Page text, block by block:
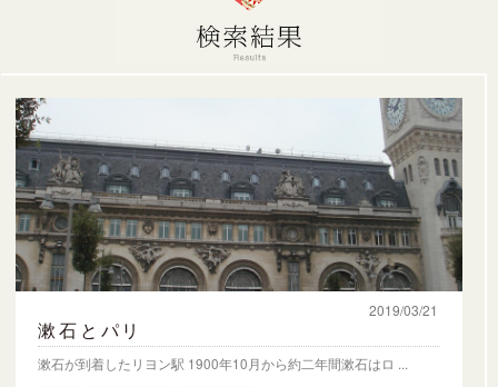
2019/03/21
漱石とパリ
漱石が到着したリヨン駅 1900年10月から約二年間漱石はロ ...